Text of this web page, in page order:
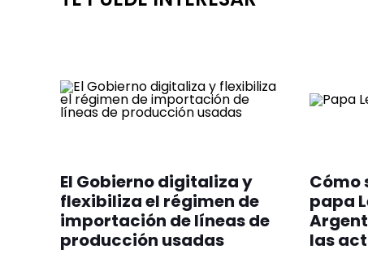
El Gobierno digitaliza y
flexibiliza el régimen de
importación de líneas de
producción usadas
Cómo
papa
las